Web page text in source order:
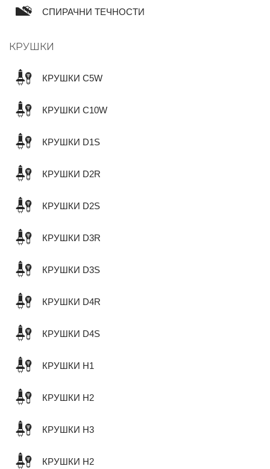
СПИРАЧНИ ТЕЧНОСТИ
КРУШКИ
КРУШКИ C5W
КРУШКИ C10W
КРУШКИ D1S
КРУШКИ D2R
КРУШКИ D2S
КРУШКИ D3R
КРУШКИ D3S
КРУШКИ D4R
КРУШКИ D4S
КРУШКИ H1
КРУШКИ H2
КРУШКИ H3
КРУШКИ H2